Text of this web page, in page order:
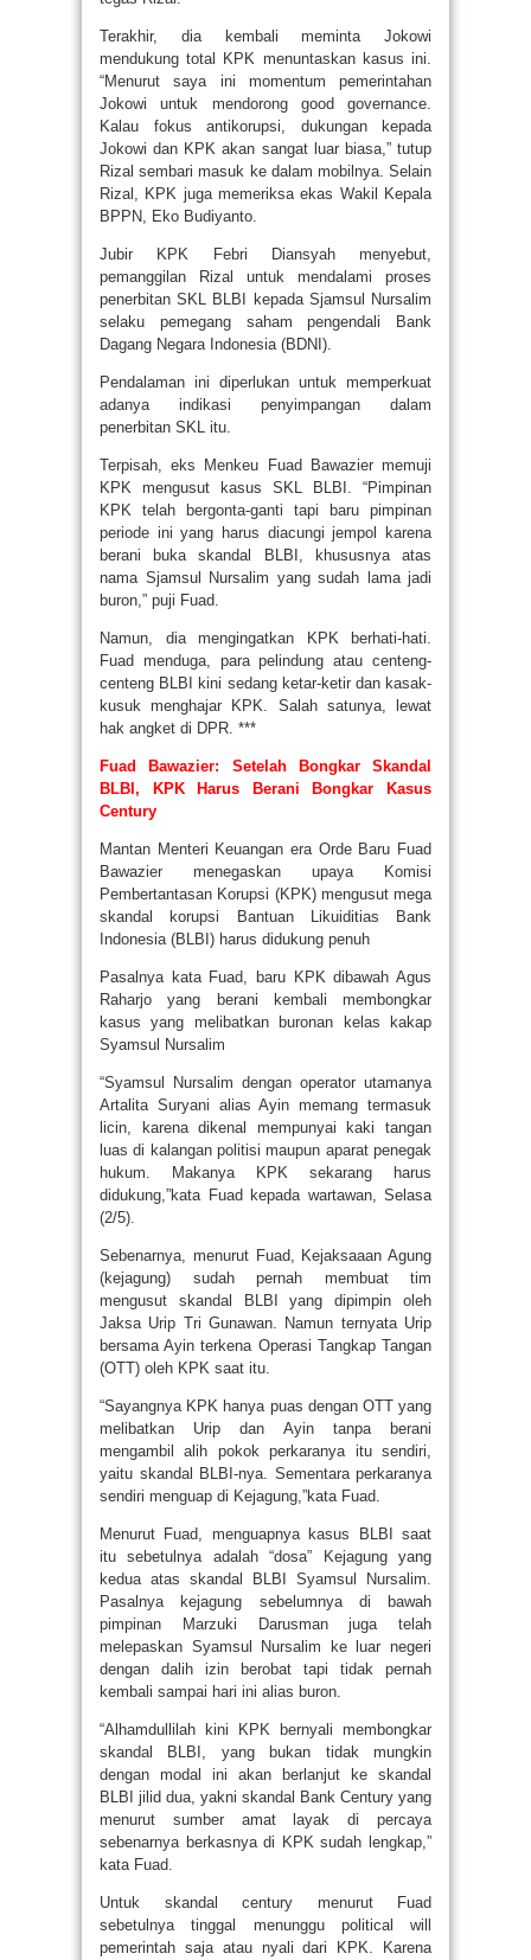
Terakhir, dia kembali meminta Jokowi
mendukung total KPK menuntaskan kasus ini.
“Menurut saya ini momentum pemerintahan
Jokowi untuk mendorong good governance.
Kalau fokus antikorupsi, dukungan kepada
Jokowi dan KPK akan sangat luar biasa,” tutup
Rizal sembari masuk ke dalam mobilnya. Selain
Rizal, KPK juga memeriksa ekas Wakil Kepala
BPPN, Eko Budiyanto.
Jubir KPK Febri Diansyah menyebut,
pemanggilan Rizal untuk mendalami proses
penerbitan SKL BLBI kepada Sjamsul Nursalim
selaku pemegang saham pengendali Bank
Dagang Negara Indonesia (BDNI).
Pendalaman ini diperlukan untuk memperkuat
adanya indikasi penyimpangan dalam
penerbitan SKL itu.
Terpisah, eks Menkeu Fuad Bawazier memuji
KPK mengusut kasus SKL BLBI. “Pimpinan
KPK telah bergonta-ganti tapi baru pimpinan
periode ini yang harus diacungi jempol karena
berani buka skandal BLBI, khususnya atas
nama Sjamsul Nursalim yang sudah lama jadi
buron,” puji Fuad.
Namun, dia mengingatkan KPK berhati-hati.
Fuad menduga, para pelindung atau centeng-
centeng BLBI kini sedang ketar-ketir dan kasak-
kusuk menghajar KPK. Salah satunya, lewat
hak angket di DPR. ***
Fuad Bawazier: Setelah Bongkar Skandal
BLBI, KPK Harus Berani Bongkar Kasus
Century
Mantan Menteri Keuangan era Orde Baru Fuad
Bawazier menegaskan upaya Komisi
Pembertantasan Korupsi (KPK) mengusut mega
skandal korupsi Bantuan Likuiditias Bank
Indonesia (BLBI) harus didukung penuh
Pasalnya kata Fuad, baru KPK dibawah Agus
Raharjo yang berani kembali membongkar
kasus yang melibatkan buronan kelas kakap
Syamsul Nursalim
“Syamsul Nursalim dengan operator utamanya
Artalita Suryani alias Ayin memang termasuk
licin, karena dikenal mempunyai kaki tangan
luas di kalangan politisi maupun aparat penegak
hukum. Makanya KPK sekarang harus
didukung,”kata Fuad kepada wartawan, Selasa
(2/5).
Sebenarnya, menurut Fuad, Kejaksaaan Agung
(kejagung) sudah pernah membuat tim
mengusut skandal BLBI yang dipimpin oleh
Jaksa Urip Tri Gunawan. Namun ternyata Urip
bersama Ayin terkena Operasi Tangkap Tangan
(OTT) oleh KPK saat itu.
“Sayangnya KPK hanya puas dengan OTT yang
melibatkan Urip dan Ayin tanpa berani
mengambil alih pokok perkaranya itu sendiri,
yaitu skandal BLBI-nya. Sementara perkaranya
sendiri menguap di Kejagung,”kata Fuad.
Menurut Fuad, menguapnya kasus BLBI saat
itu sebetulnya adalah “dosa” Kejagung yang
kedua atas skandal BLBI Syamsul Nursalim.
Pasalnya kejagung sebelumnya di bawah
pimpinan Marzuki Darusman juga telah
melepaskan Syamsul Nursalim ke luar negeri
dengan dalih izin berobat tapi tidak pernah
kembali sampai hari ini alias buron.
“Alhamdullilah kini KPK bernyali membongkar
skandal BLBI, yang bukan tidak mungkin
dengan modal ini akan berlanjut ke skandal
BLBI jilid dua, yakni skandal Bank Century yang
menurut sumber amat layak di percaya
sebenarnya berkasnya di KPK sudah lengkap,”
kata Fuad.
Untuk skandal century menurut Fuad
sebetulnya tinggal menunggu political will
pemerintah saja atau nyali dari KPK. Karena